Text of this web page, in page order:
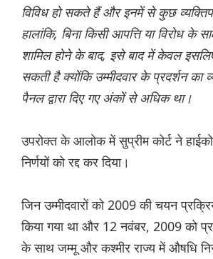
विविध हो सकते हैं और इनमें से कुछ
हालांकि, बिना किसी आपत्ति या विरोध के
शामिल होने के बाद, इसे बाद में केवल
सकती है क्योंकि उम्मीदवार के प्रदर्शन का
पैनल द्वारा दिए गए अंकों से अधिक था।
उपरोक्त के आलोक में सुप्रीम कोर्ट ने
निर्णयों को रद्द कर दिया।
जिन उम्मीदवारों को 2009 की चयन
किया गया था और 12 नवंबर, 2009 को
के साथ जम्मू और कश्मीर राज्य में औषधि